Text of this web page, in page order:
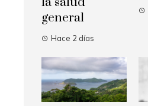
general
Hace 2 días